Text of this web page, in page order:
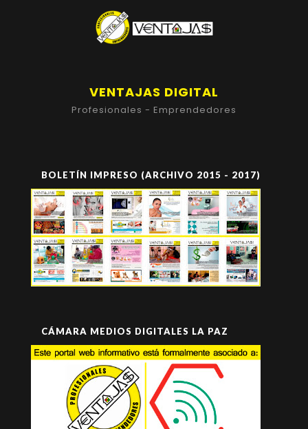
VENTAJAS DIGITAL
Profesionales - Emprendedores
BOLETÍN IMPRESO (ARCHIVO 2015 - 2017)
CÁMARA MEDIOS DIGITALES LA PAZ